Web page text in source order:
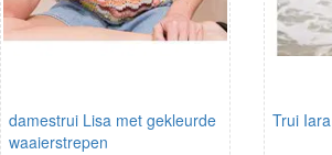
damestrui Lisa met gekleurde
waaierstrepen
Trui Iara